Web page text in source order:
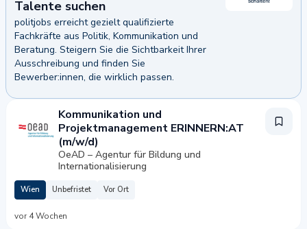
Talente suchen
politjobs erreicht gezielt qualifizierte
Fachkräfte aus Politik, Kommunikation und
Beratung. Steigern Sie die Sichtbarkeit Ihrer
Ausschreibung und finden Sie
Bewerber:innen, die wirklich passen.
veröffentlichen
Kommunikation und
Projektmanagement ERINNERN:AT
(m/w/d)
OeAD – Agentur für Bildung und
Internationalisierung
Wien Unbefristet Vor Ort
vor 4 Wochen